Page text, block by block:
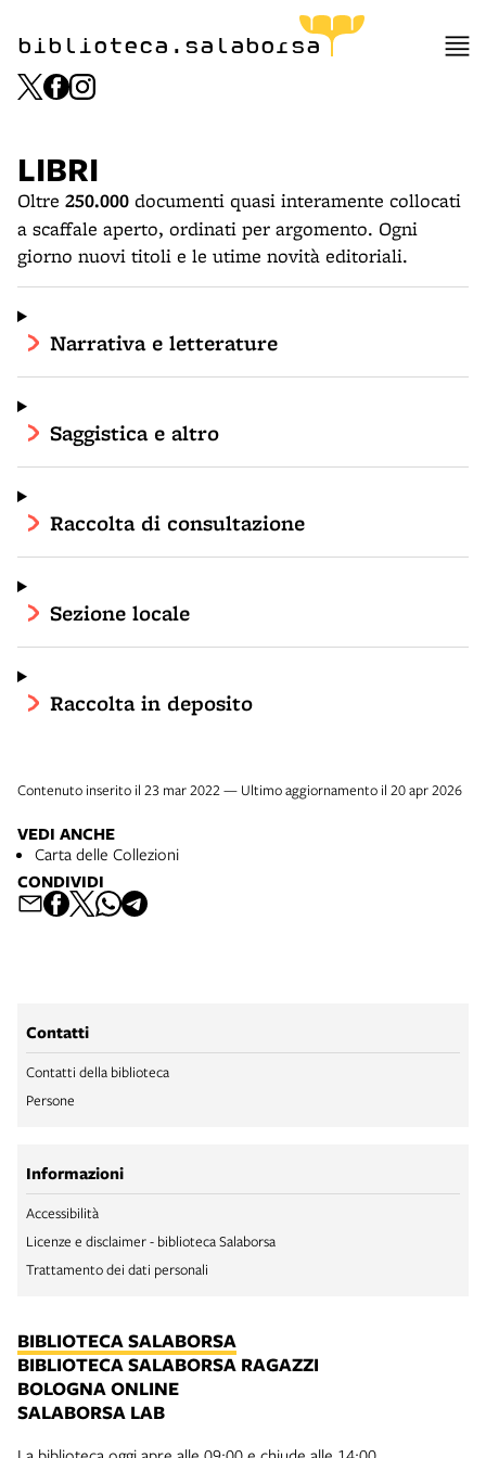
biblioteca.salaborsa
LIBRI
Oltre 250.000 documenti quasi interamente collocati
a scaffale aperto, ordinati per argomento. Ogni
giorno nuovi titoli e le utime novità editoriali.
Narrativa e letterature
Saggistica e altro
Raccolta di consultazione
Sezione locale
Raccolta in deposito
Contenuto inserito il 23 mar 2022 — Ultimo aggiornamento il 20 apr 2026
VEDI ANCHE
Carta delle Collezioni
CONDIVIDI
Contatti
Contatti della biblioteca
Persone
Informazioni
Accessibilità
Licenze e disclaimer - biblioteca Salaborsa
Trattamento dei dati personali
BIBLIOTECA SALABORSA
BIBLIOTECA SALABORSA RAGAZZI
BOLOGNA ONLINE
SALABORSA LAB